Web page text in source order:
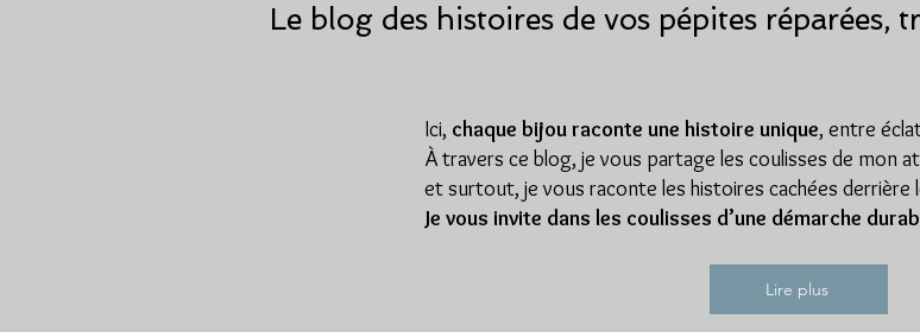
Le blog des histoires de vos pépites réparées,
Ici, chaque bijou raconte une histoire unique, entre
À travers ce blog, je vous partage les coulisses de mon
et surtout, je vous raconte les histoires cachées derrière
Je vous invite dans les coulisses d’une démarche
Lire plus